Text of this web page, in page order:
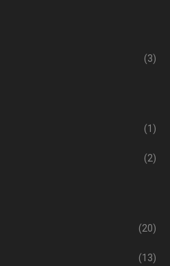
(3)
(1)
(2)
(20)
(13)